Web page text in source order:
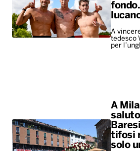
A
tedesco
per
A
tifosi
solo